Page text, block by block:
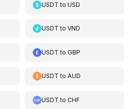
USDT toUSD
USDT toVND
USDT toGBP
USDT toAUD
USDT toCHF